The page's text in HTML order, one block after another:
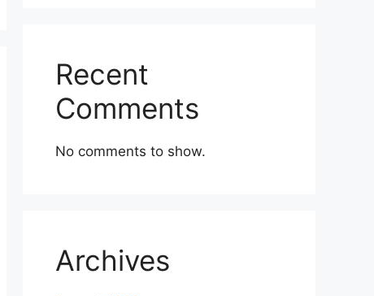
Recent
Comments
No comments to show.
Archives